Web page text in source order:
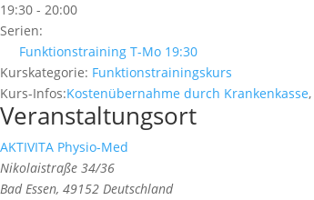
19:30 - 20:00
Serien:
Funktionstraining T-Mo 19:30
Kurskategorie: Funktionstrainingskurs
Kurs-Infos:Kostenübernahme durch Krankenkasse,
Veranstaltungsort
AKTIVITA Physio-Med
Nikolaistraße 34/36
Bad Essen, 49152 Deutschland